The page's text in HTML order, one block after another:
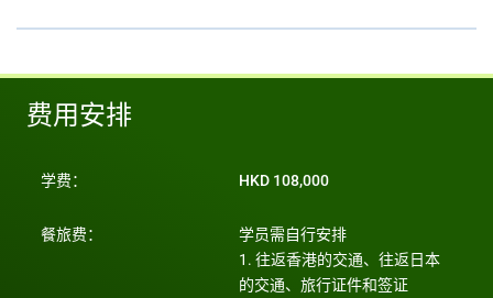
费用安排
学费： HKD 108,000
餐旅费：
学员需自行安排
1. 往返香港的交通、往返日本
的交通、旅行证件和签证